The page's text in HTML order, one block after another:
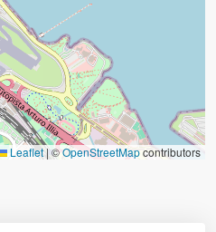
Leaflet |©OpenStreetMapcontributors